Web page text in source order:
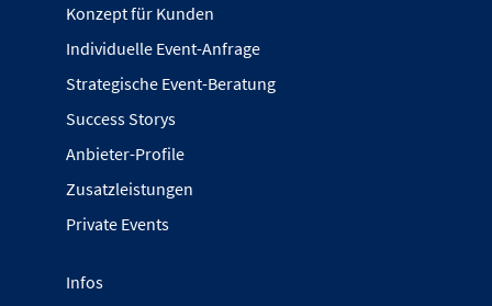
Konzept für Kunden
Individuelle Event-Anfrage
Strategische Event-Beratung
Success Storys
Anbieter-Profile
Zusatzleistungen
Private Events
Infos